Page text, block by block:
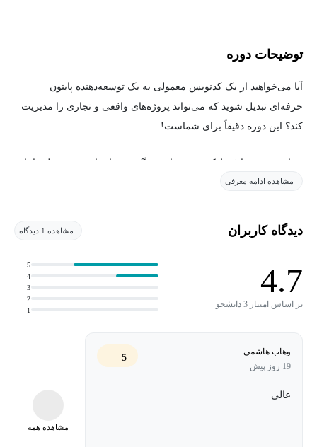
توضیحات دوره
آیا می‌خواهید از یک کدنویس معمولی به یک توسعه‌دهنده پایتون
حرفه‌ای تبدیل شوید که می‌تواند پروژه‌های واقعی و تجاری را مدیریت
کند؟ این دوره دقیقاً برای شماست!
در این دوره، ما فقط کدنویسی یاد نمی‌گیریم؛ ما ساخت محصول را یاد
می‌گیریم. از مفاهیم عمیق پایتون شروع می‌کنیم، با ربات‌های اسکرپر
🛠 آنچه در این مسیر یاد خواهید گرفت به سه بخش اصلی تقسیم
میشود:
بخش دوم : پایتون پیشرفته
مشاهده ادامه معرفی
دیدگاه کاربران مشاهده 1 دیدگاه
4.7
بر اساس امتیاز 3 دانشجو
1
2
3
4
5
وهاب هاشمی
19 روز پیش
5
عالی
مشاهده همه